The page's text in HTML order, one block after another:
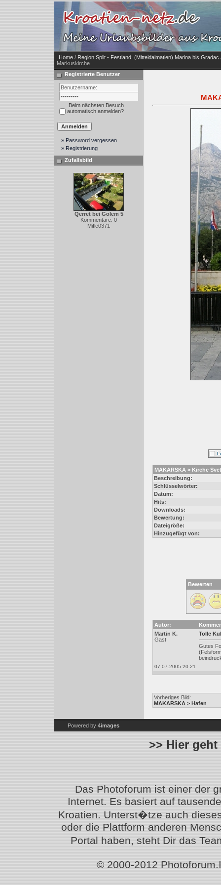
Home / Region Split - Festland: (Mitteldalmatien) Marina bis Gradac
Markuskirche
Registrierte Benutzer
Beim nächsten Besuch
automatisch anmelden?
» Password vergessen
» Registrierung
Zufallsbild
Qerret bei Golem 5
Kommentare: 0
Mifle0371
MAKARSKA > Kirche
Beschreibung:
Schlüsselwörter:
Datum:
Hits:
Downloads:
Bewertung:
Dateigröße:
Hinzugefügt von:
Bewerten
Autor:
Martin K.
Gast
Tolle
Gutes
07.07.2005 20:21
Vorheriges Bild:
MAKARSKA > Hafen
Powered by 4images
>> Hier
Das Photoforum ist einer der
Internet. Es basiert auf
Kroatien. Unterst�tze auch
oder die Plattform anderen
Portal haben, steht Dir das
© 2000-2012